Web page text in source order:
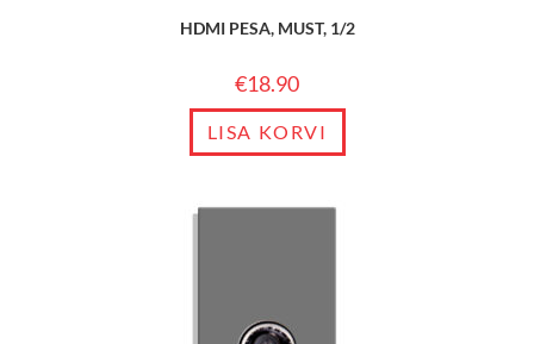
HDMI PESA, MUST, 1/2
€18.90
LISA KORVI